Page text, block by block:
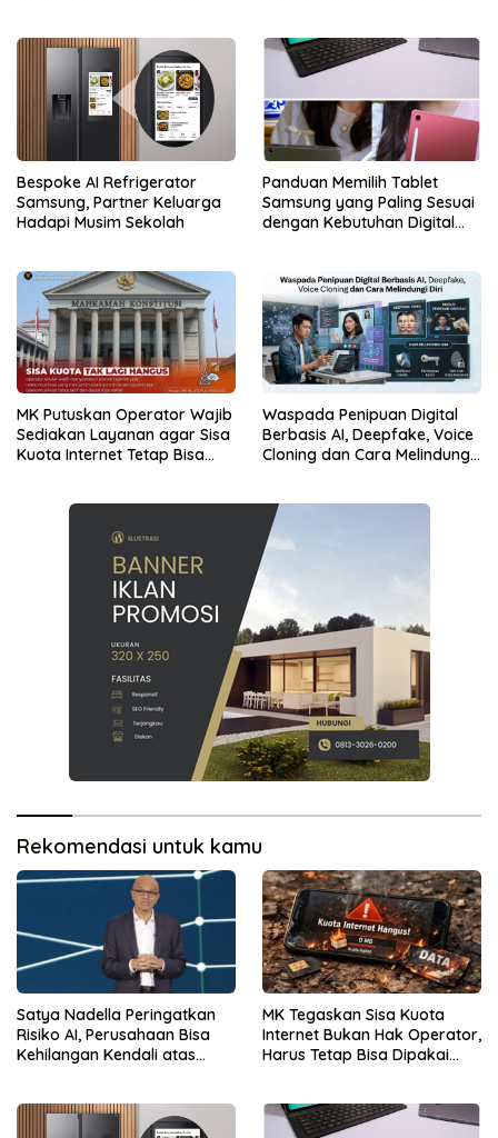
Bespoke AI Refrigerator
Samsung, Partner Keluarga
Hadapi Musim Sekolah
Panduan Memilih Tablet
Samsung yang Paling Sesuai
dengan Kebutuhan Digital
MK Putuskan Operator Wajib
Sediakan Layanan agar Sisa
Kuota Internet Tetap Bisa
Waspada Penipuan Digital
Berbasis AI, Deepfake, Voice
Cloning dan Cara Melindungi
Rekomendasi untuk kamu
Satya Nadella Peringatkan
Risiko AI, Perusahaan Bisa
Kehilangan Kendali atas
MK Tegaskan Sisa Kuota
Internet Bukan Hak Operator,
Harus Tetap Bisa Dipakai